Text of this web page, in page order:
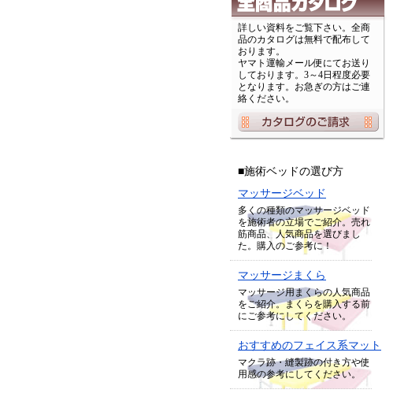
詳しい資料をご覧下さい。全商
品のカタログは無料で配布して
おります。
ヤマト運輸メール便にてお送り
しております。3～4日程度必要
となります。お急ぎの方はご連
絡ください。
■施術ベッドの選び方
マッサージベッド
多くの種類のマッサージベッド
を施術者の立場でご紹介。売れ
筋商品、人気商品を選びまし
た。購入のご参考に！
マッサージまくら
マッサージ用まくらの人気商品
をご紹介。まくらを購入する前
にご参考にしてください。
おすすめのフェイス系マット
マクラ跡・縫製跡の付き方や使
用感の参考にしてください。